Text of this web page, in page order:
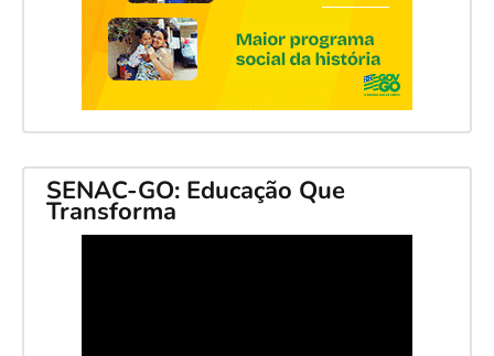
SENAC-GO: Educação Que
Transforma